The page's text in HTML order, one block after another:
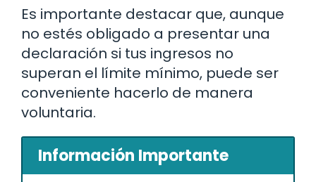
Es importante destacar que, aunque
no estés obligado a presentar una
declaración si tus ingresos no
superan el límite mínimo, puede ser
conveniente hacerlo de manera
voluntaria.
Información Importante